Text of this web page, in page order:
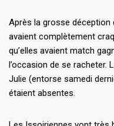
Après la grosse déception
avaient complètement
qu’elles avaient match
l’occasion de se racheter.
Julie (entorse samedi
étaient absentes.